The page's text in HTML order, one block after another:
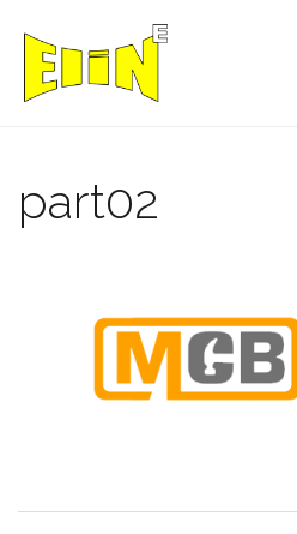
part02